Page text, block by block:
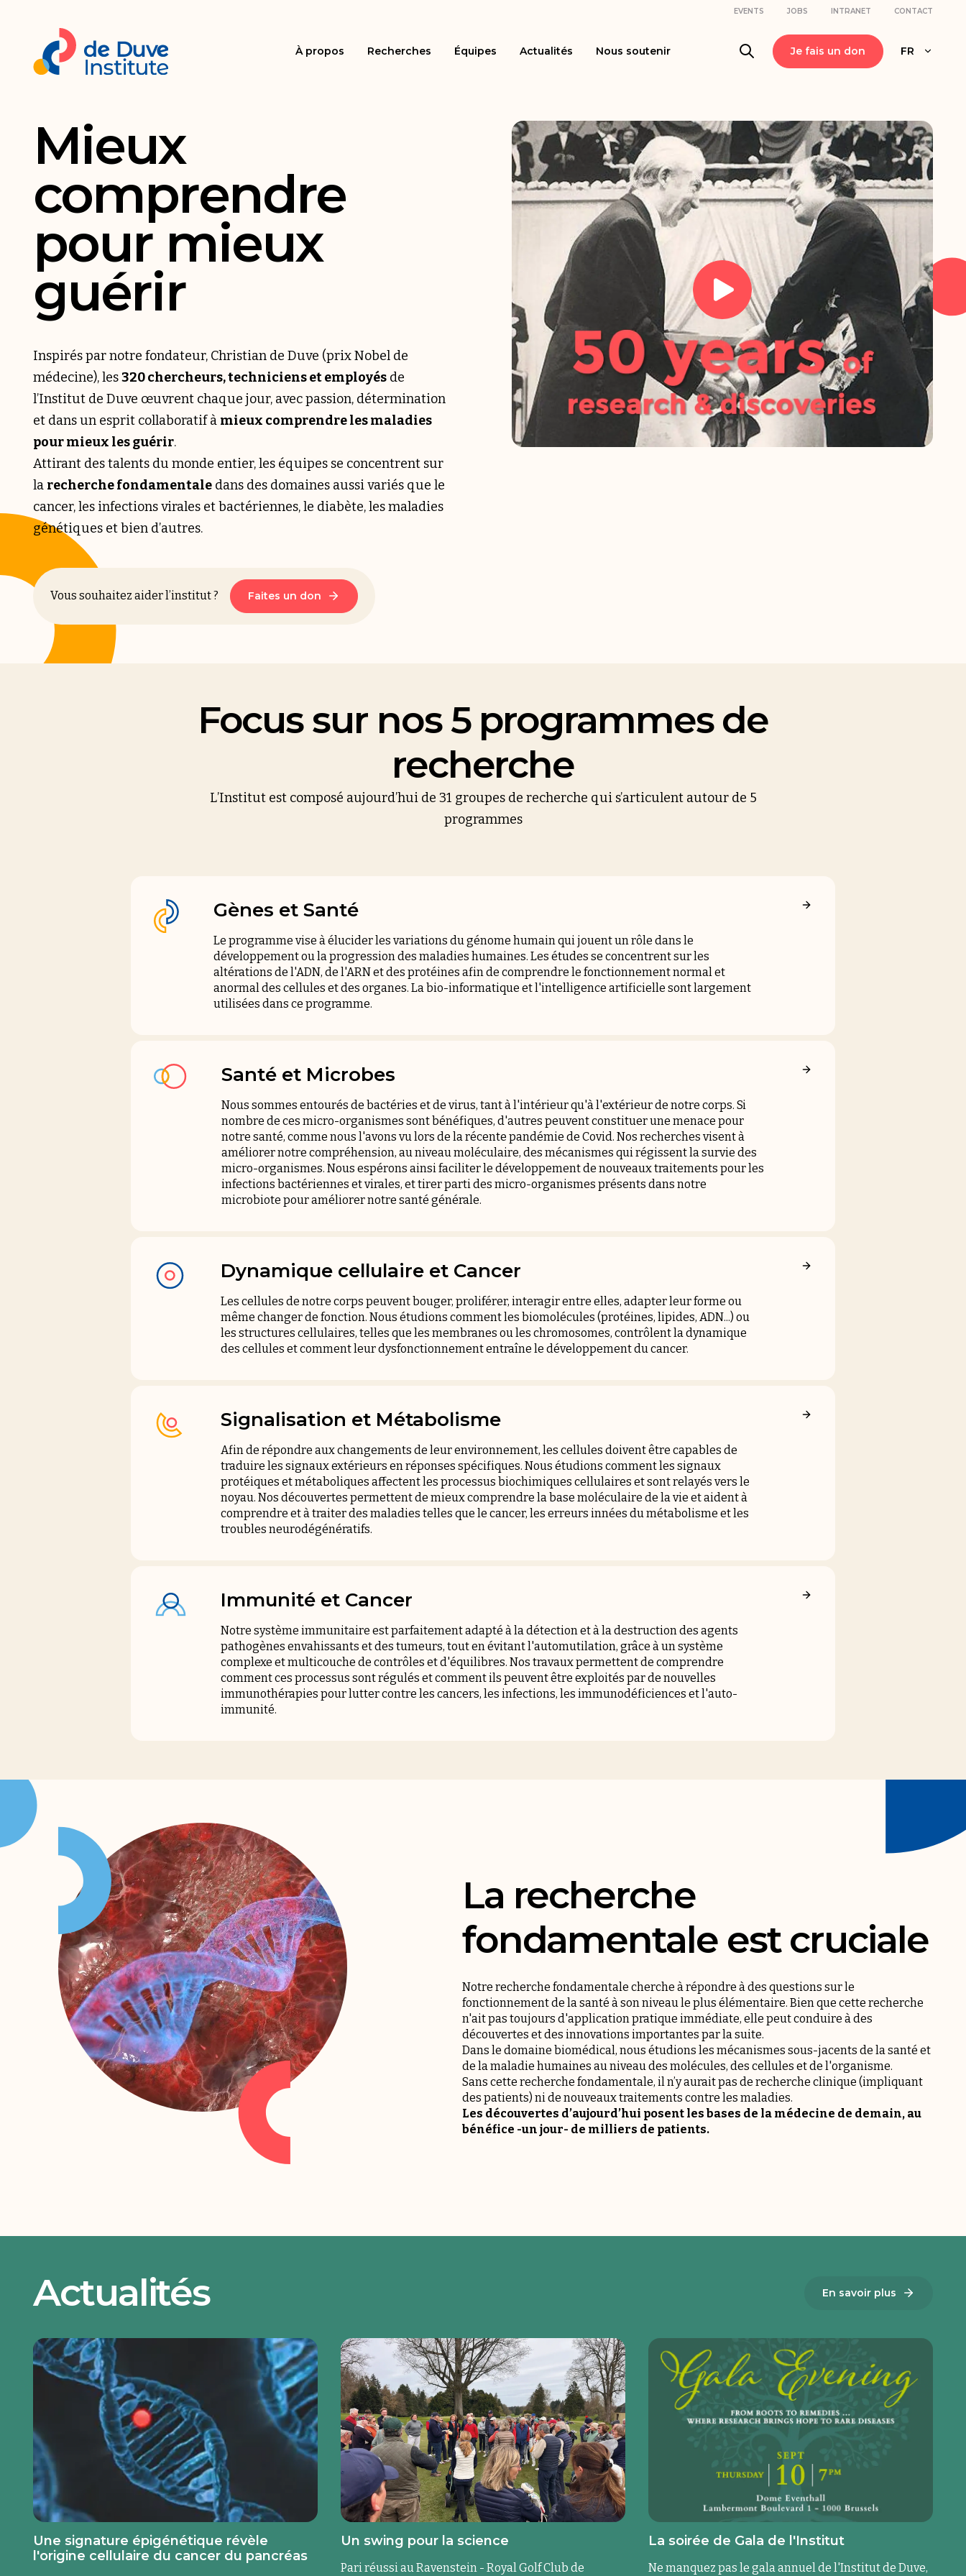
EVENTS JOBS INTRANET CONTACT
À propos Recherches Équipes Actualités Nous soutenir Je fais un don FR
Mieux
comprendre
pour mieux
guérir
Inspirés par notre fondateur, Christian de Duve (prix Nobel de
médecine), les320 chercheurs, techniciens et employés de
l’Institut de Duve œuvrent chaque jour, avec passion, détermination
et dans un esprit collaboratif à mieux comprendre les maladies
pour mieux les guérir.
Attirant des talents du monde entier, les équipes se concentrent sur
la recherche fondamentale dans des domaines aussi variés que le
cancer, les infections virales et bactériennes, le diabète, les maladies
génétiques et bien d’autres.
Vous souhaitez aider l’institut ? Faites un don
Focus sur nos 5 programmes de
recherche
L’Institut est composé aujourd’hui de 31 groupes de recherche qui s’articulent autour de 5
programmes
Gènes et Santé
Le programme vise à élucider les variations du génome humain qui jouent un rôle dans le
développement ou la progression des maladies humaines. Les études se concentrent sur les
altérations de l'ADN, de l'ARN et des protéines afin de comprendre le fonctionnement normal et
anormal des cellules et des organes. La bio-informatique et l'intelligence artificielle sont largement
utilisées dans ce programme.
Santé et Microbes
Nous sommes entourés de bactéries et de virus, tant à l'intérieur qu'à l'extérieur de notre corps. Si
nombre de ces micro-organismes sont bénéfiques, d'autres peuvent constituer une menace pour
notre santé, comme nous l'avons vu lors de la récente pandémie de Covid. Nos recherches visent à
améliorer notre compréhension, au niveau moléculaire, des mécanismes qui régissent la survie des
micro-organismes. Nous espérons ainsi faciliter le développement de nouveaux traitements pour les
infections bactériennes et virales, et tirer parti des micro-organismes présents dans notre
microbiote pour améliorer notre santé générale.
Dynamique cellulaire et Cancer
Les cellules de notre corps peuvent bouger, proliférer, interagir entre elles, adapter leur forme ou
même changer de fonction. Nous étudions comment les biomolécules (protéines, lipides, ADN...) ou
les structures cellulaires, telles que les membranes ou les chromosomes, contrôlent la dynamique
des cellules et comment leur dysfonctionnement entraîne le développement du cancer.
Signalisation et Métabolisme
Afin de répondre aux changements de leur environnement, les cellules doivent être capables de
traduire les signaux extérieurs en réponses spécifiques. Nous étudions comment les signaux
protéiques et métaboliques affectent les processus biochimiques cellulaires et sont relayés vers le
noyau. Nos découvertes permettent de mieux comprendre la base moléculaire de la vie et aident à
comprendre et à traiter des maladies telles que le cancer, les erreurs innées du métabolisme et les
troubles neurodégénératifs.
Immunité et Cancer
Notre système immunitaire est parfaitement adapté à la détection et à la destruction des agents
pathogènes envahissants et des tumeurs, tout en évitant l'automutilation, grâce à un système
complexe et multicouche de contrôles et d'équilibres. Nos travaux permettent de comprendre
comment ces processus sont régulés et comment ils peuvent être exploités par de nouvelles
immunothérapies pour lutter contre les cancers, les infections, les immunodéficiences et l'auto-
immunité.
La recherche
fondamentale est cruciale
Notre recherche fondamentale cherche à répondre à des questions sur le
fonctionnement de la santé à son niveau le plus élémentaire. Bien que cette recherche
n'ait pas toujours d'application pratique immédiate, elle peut conduire à des
découvertes et des innovations importantes par la suite.
Dans le domaine biomédical, nous étudions les mécanismes sous-jacents de la santé et
de la maladie humaines au niveau des molécules, des cellules et de l'organisme.
Sans cette recherche fondamentale, il n’y aurait pas de recherche clinique (impliquant
des patients) ni de nouveaux traitements contre les maladies.
Les découvertes d’aujourd’hui posent les bases de la médecine de demain, au
bénéfice -un jour- de milliers de patients.
Actualités En savoir plus
Une signature épigénétique révèle
l'origine cellulaire du cancer du pancréas
Un swing pour la science
Pari réussi au Ravenstein - Royal Golf Club de
La soirée de Gala de l'Institut
Ne manquez pas le gala annuel de l'Institut de Duve,